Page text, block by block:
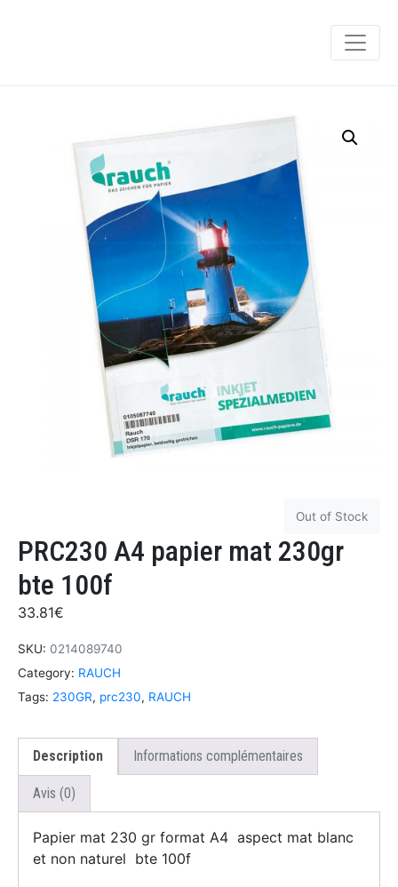
Out of Stock
PRC230 A4 papier mat 230gr
bte 100f
33.81€
SKU: 0214089740
Category: RAUCH
Tags: 230GR, prc230, RAUCH
Description Informations complémentaires
Avis (0)
Papier mat 230 gr format A4 aspect mat blanc
et non naturel bte 100f